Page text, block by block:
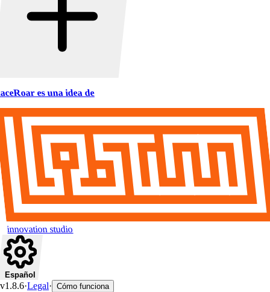
es una idea de
innovation studio
Español
v1.8.6·Legal· Cómo funciona